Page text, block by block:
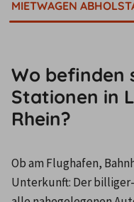
MIETWAGEN
Wo befinden
Stationen in
Rhein?
Ob am Flughafen,
Unterkunft: Der